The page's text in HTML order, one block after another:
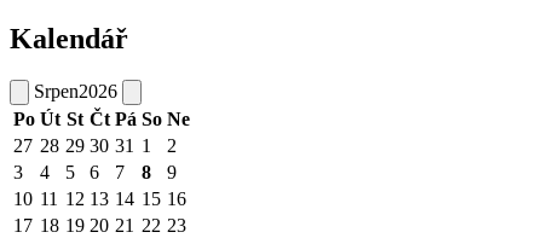
Kalendář
Srpen2026
Po Út St Čt Pá So Ne
27 28 29 30 31 1
2
3
4 5 6 7 8
9
10 11 12 13 14 15 16
17 18 19 20 21 22 23